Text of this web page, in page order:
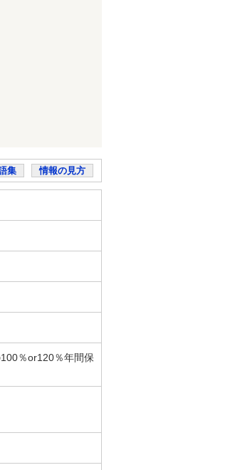
集 情報の見方
％or120％年間保